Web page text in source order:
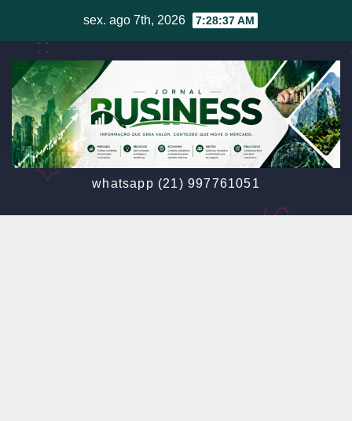
content
sex. ago 7th, 2026 7:28:38 AM
whatsapp (21) 997761051